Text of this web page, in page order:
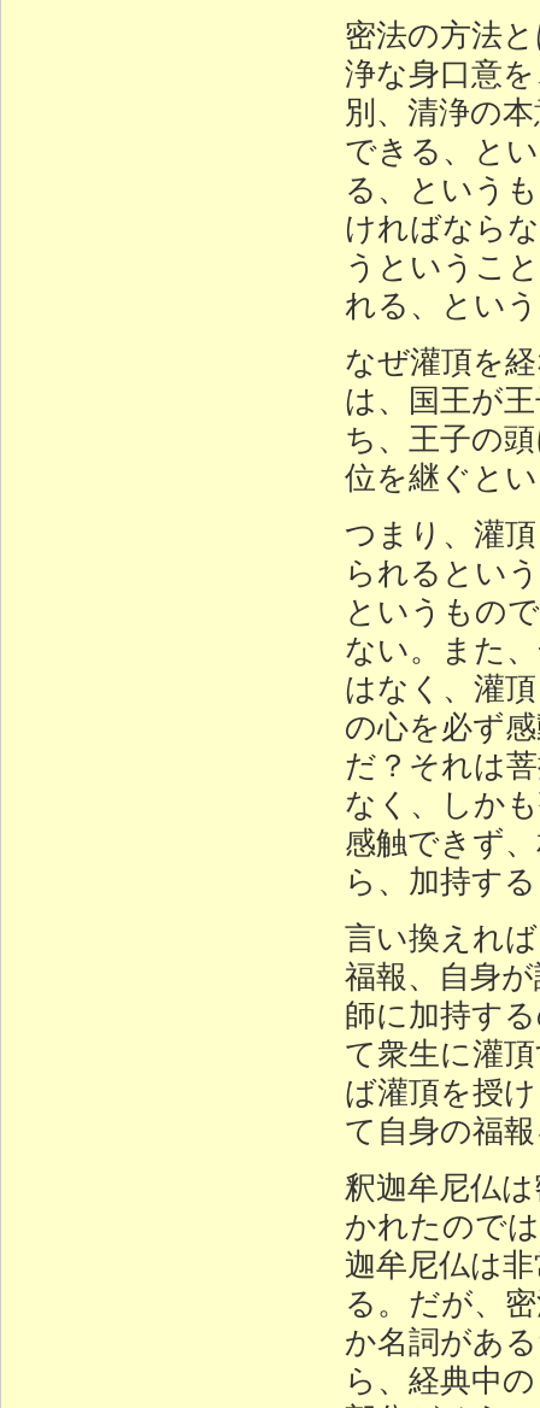
密法の方法
浄な身口意
別、清浄の
できる、と
る、という
ければなら
うというこ
れる、とい
なぜ灌頂を
は、国王が
ち、王子の
位を継ぐと
つまり、灌
られるとい
というもの
ない。また
はなく、灌
の心を必ず
だ？それは
なく、しか
感触できず
ら、加持す
言い換えれ
福報、自身
師に加持す
て衆生に灌
ば灌頂を授
て自身の福
釈迦牟尼仏
かれたので
迦牟尼仏は
る。だが、
か名詞があ
ら、経典中